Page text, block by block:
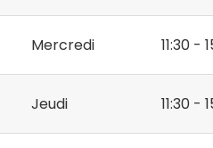
Mercredi 11:30 -
Jeudi 11:30 -